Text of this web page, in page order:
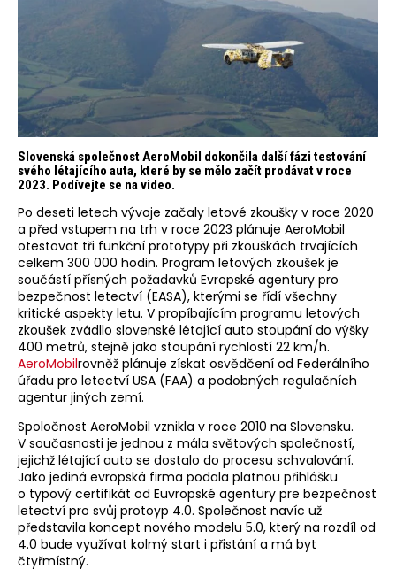
Slovenská společnost AeroMobil dokončila další fázi testování
svého létajícího auta, které by se mělo začít prodávat v roce
2023. Podívejte se na video.
Po deseti letech vývoje začaly letové zkoušky v roce 2020
a před vstupem na trh v roce 2023 plánuje AeroMobil
otestovat tři funkční prototypy při zkouškách trvajících
celkem 300 000 hodin. Program letových zkoušek je
součástí přísných požadavků Evropské agentury pro
bezpečnost letectví (EASA), kterými se řídí všechny
kritické aspekty letu. V propíbajícím programu letových
zkoušek zvádllo slovenské létající auto stoupání do výšky
400 metrů, stejně jako stoupání rychlostí 22 km/h.
AeroMobilrovněž plánuje získat osvědčení od Federálního
úřadu pro letectví USA (FAA) a podobných regulačních
agentur jiných zemí.
Spoločnost AeroMobil vznikla v roce 2010 na Slovensku.
V současnosti je jednou z mála světových společností,
jejichž létající auto se dostalo do procesu schvalování.
Jako jediná evropská firma podala platnou přihlášku
o typový certifikát od Euvropské agentury pre bezpečnost
letectví pro svůj protoyp 4.0. Společnost navíc už
představila koncept nového modelu 5.0, který na rozdíl od
4.0 bude využívat kolmý start i přistání a má byt
čtyřmístný.